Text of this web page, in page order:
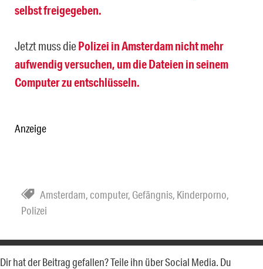
selbst freigegeben.
Jetzt muss diePolizei in Amsterdam nicht mehr
aufwendig versuchen, um die Dateien in seinem
Computer zu entschlüsseln.
Anzeige
Amsterdam, computer, Gefängnis, Kinderporno,
Polizei
Dir hat der Beitrag gefallen? Teile ihn über Social Media. Du